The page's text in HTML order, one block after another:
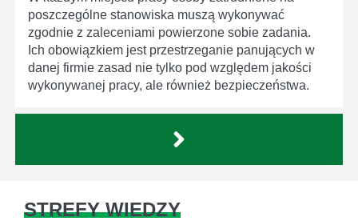
poszczególne stanowiska muszą wykonywać
zgodnie z zaleceniami powierzone sobie zadania.
Ich obowiązkiem jest przestrzeganie panujących w
danej firmie zasad nie tylko pod względem jakości
wykonywanej pracy, ale również bezpieczeństwa.
STREFY WIEDZY